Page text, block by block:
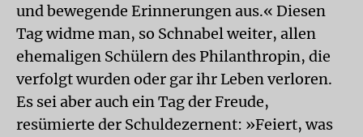
und bewegende Erinnerungen aus.« Diesen
Tag widme man, so Schnabel weiter, allen
ehemaligen Schülern des Philanthropin, die
verfolgt wurden oder gar ihr Leben verloren.
Es sei aber auch ein Tag der Freude,
resümierte der Schuldezernent: »Feiert, was